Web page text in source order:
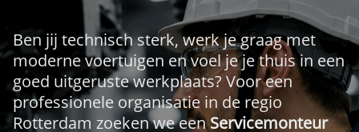
Ben jij technisch sterk, werk je graag met
moderne voertuigen en voel je je thuis in een
goed uitgeruste werkplaats? Voor een
professionele organisatie in de regio
Rotterdam zoeken we eenServicemonteur